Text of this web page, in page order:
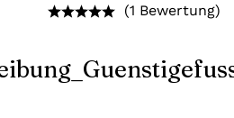
(1 Bewertung)